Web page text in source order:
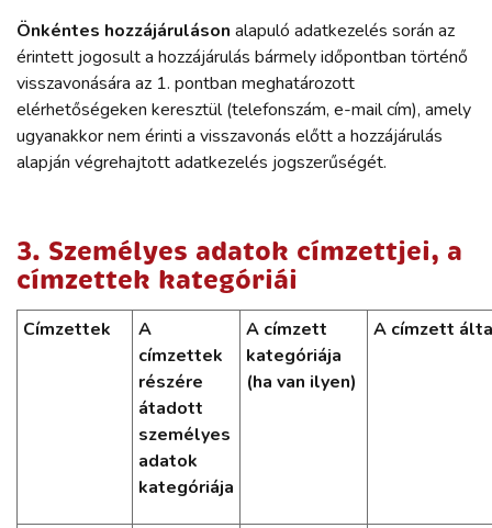
Önkéntes hozzájáruláson alapuló adatkezelés során az
érintett jogosult a hozzájárulás bármely időpontban történő
visszavonására az 1. pontban meghatározott
elérhetőségeken keresztül (telefonszám, e-mail cím), amely
ugyanakkor nem érinti a visszavonás előtt a hozzájárulás
alapján végrehajtott adatkezelés jogszerűségét.
3. Személyes adatok címzettjei, a
címzettek kategóriái
Címzettek
A
címzettek
részére
átadott
személyes
adatok
kategóriája
A címzett
kategóriája
(ha van ilyen)
A címzett